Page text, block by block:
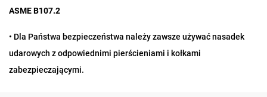
ASME B107.2
• Dla Państwa bezpieczeństwa należy zawsze używać nasadek
udarowych z odpowiednimi pierścieniami i kołkami
zabezpieczającymi.